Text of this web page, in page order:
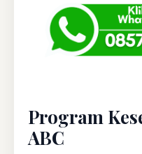
Program
ABC